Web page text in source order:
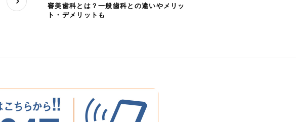
審美歯科とは？一般歯科との違いやメリッ
ト・デメリットも